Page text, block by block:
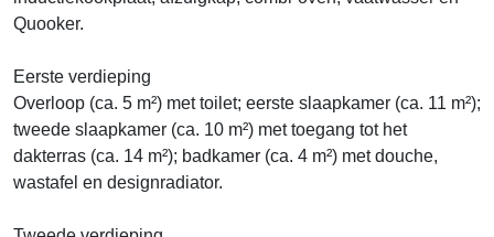
Quooker.
Eerste verdieping
Overloop (ca. 5 m²) met toilet; eerste slaapkamer (ca. 11 m²);
tweede slaapkamer (ca. 10 m²) met toegang tot het
dakterras (ca. 14 m²); badkamer (ca. 4 m²) met douche,
wastafel en designradiator.